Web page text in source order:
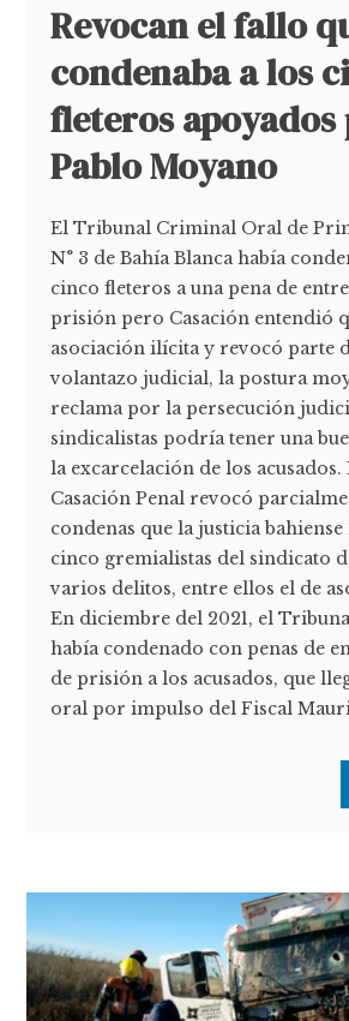
Revocan el fallo
condenaba a los
fleteros
Pablo Moyano
El Tribunal Criminal Oral de
N° 3 de Bahía Blanca había
cinco fleteros a una pena de
prisión pero Casación entendió
asociación ilícita y revocó parte
volantazo judicial, la postura
reclama por la persecución
sindicalistas podría tener una
la excarcelación de los
Casación Penal revocó
condenas que la justicia
cinco gremialistas del sindicato
varios delitos, entre ellos el de
En diciembre del 2021, el
había condenado con penas de
de prisión a los acusados, que
oral por impulso del Fiscal